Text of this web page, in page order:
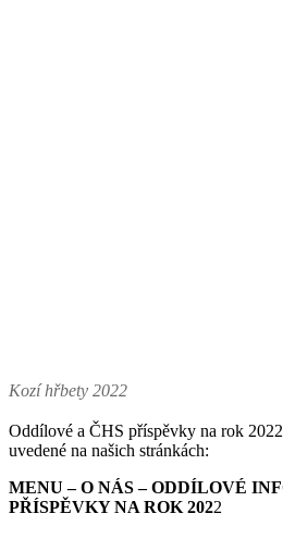
Kozí hřbety 2022
Oddílové a ČHS příspěvky na rok
uvedené na našich stránkách:
MENU – O NÁS – ODDÍLOVÉ
PŘÍSPĚVKY NA ROK 2022